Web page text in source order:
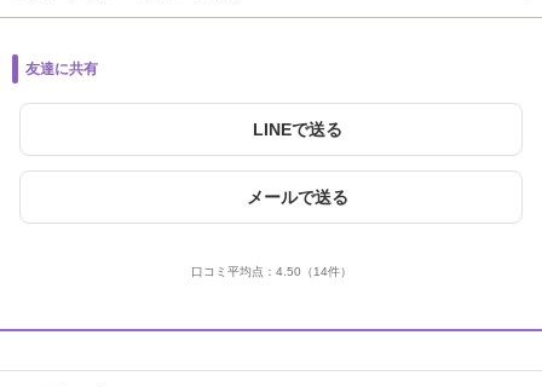
友達に共有
LINEで送る
メールで送る
口コミ平均点： 4.50 （14件）